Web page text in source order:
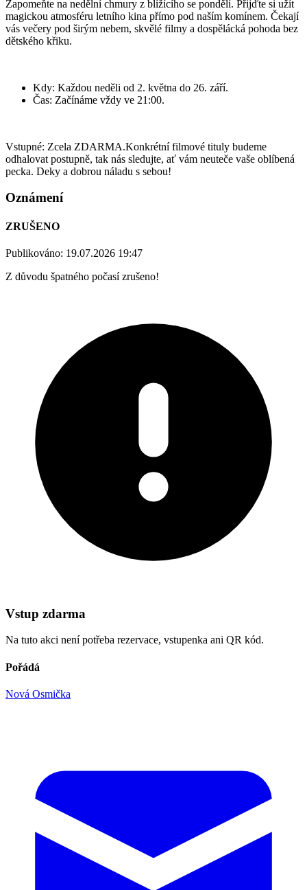
Zapomeňte na nedělní chmury z blížícího se pondělí. Přijďte si užít
magickou atmosféru letního kina přímo pod naším komínem. Čekají
vás večery pod širým nebem, skvělé filmy a dospělácká pohoda bez
dětského křiku.
Kdy: Každou neděli od 2. května do 26. září.
Čas: Začínáme vždy ve 21:00.
Vstupné: Zcela ZDARMA.Konkrétní filmové tituly budeme
odhalovat postupně, tak nás sledujte, ať vám neuteče vaše oblíbená
pecka. Deky a dobrou náladu s sebou!
Oznámení
ZRUŠENO
Publikováno: 19.07.2026 19:47
Z důvodu špatného počasí zrušeno!
Vstup zdarma
Na tuto akci není potřeba rezervace, vstupenka ani QR kód.
Pořádá
Nová Osmička